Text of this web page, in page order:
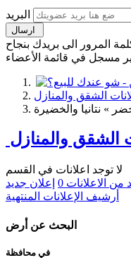
البريد
مسجل في قائمة الأعضاء
الشقق والمنازل
نتانيا والخضيرة
الشقق والمنازل
لا توجد اعلانات في القسم
من الاعلانات 0 إعلان جديد
أرشيف الإعلانات المنتهية
البحث عن أرض
في محافظة